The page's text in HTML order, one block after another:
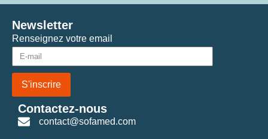
Renseignez votre email
S'inscrire
Newsletter
Contactez-nous
contact@sofamed.com